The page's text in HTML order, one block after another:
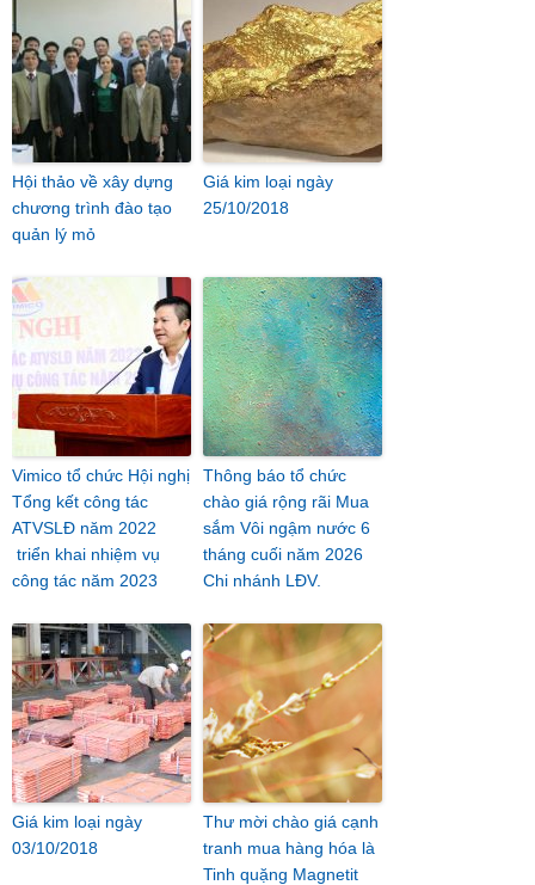
Hội thảo về xây dựng
chương trình đào tạo
quản lý mỏ
Giá kim loại ngày
25/10/2018
Vimico tổ chức Hội nghị
Tổng kết công tác
ATVSLĐ năm 2022
triển khai nhiệm vụ
công tác năm 2023
Thông báo tổ chức
chào giá rộng rãi Mua
sắm Vôi ngậm nước 6
tháng cuối năm 2026
Chi nhánh LĐV.
Giá kim loại ngày
03/10/2018
Thư mời chào giá cạnh
tranh mua hàng hóa là
Tinh quặng Magnetit